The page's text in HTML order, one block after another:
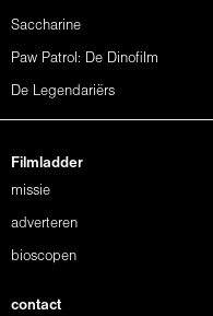
Saccharine
Paw Patrol: De Dinofilm
De Legendariërs
Filmladder
missie
adverteren
bioscopen
contact